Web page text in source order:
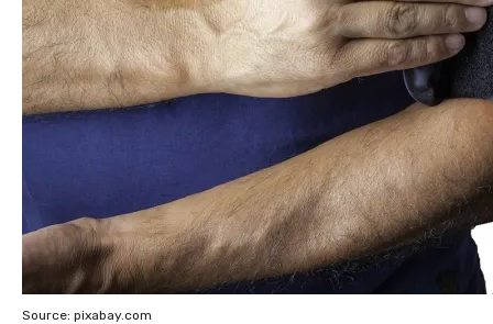
Source: pixabay.com